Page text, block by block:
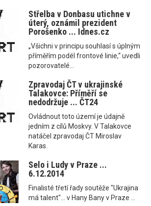
Střelba v Donbasu utichne v
úterý, oznámil prezident
Porošenko ... Idnes.cz
„Všichni v principu souhlasí s úplným
příměřím podél frontové linie,“ uvedli
pozorovatelé...
Zpravodaj ČT v ukrajinské
Talakovce: Příměří se
nedodržuje ... ČT24
Ovládnout toto území je údajně
jedním z cílů Moskvy. V Talakovce
natáčel zpravodaj ČT Miroslav
Karas.
Selo i Ludy v Praze ...
6.12.2014
Finalisté třetí řady soutěže "Ukrajina
má talent"... v Hany Bany v Praze ...